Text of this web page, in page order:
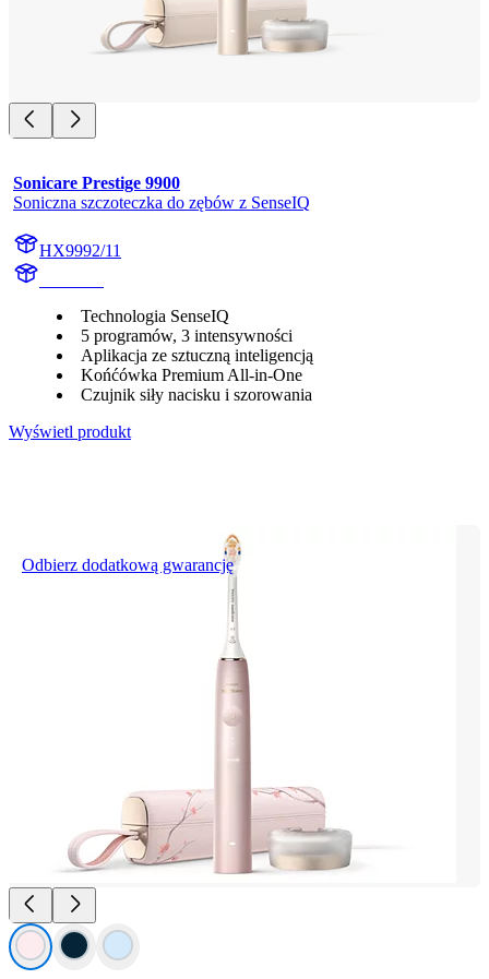
Sonicare Prestige 9900
Soniczna szczoteczka do zębów z SenseIQ
HX9992/11
Technologia SenseIQ
5 programów, 3 intensywności
Aplikacja ze sztuczną inteligencją
Końćówka Premium All-in-One
Czujnik siły nacisku i szorowania
Wyświetl produkt
Odbierz dodatkową gwarancję